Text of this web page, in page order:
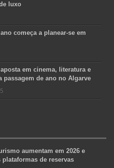
luxo
começa a planear-se em
em cinema, literatura e
passagem de ano no Algarve
aumentam em 2026 e
plataformas de reservas